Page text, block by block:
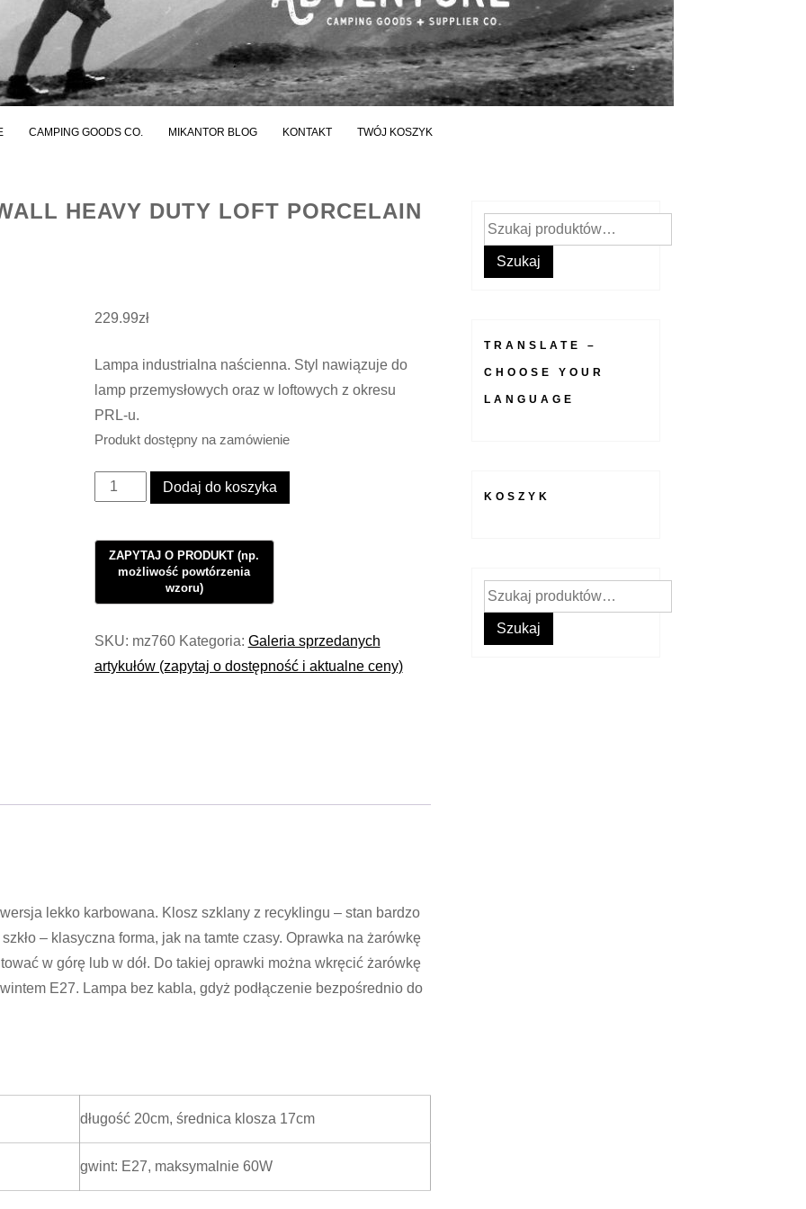
CAMPING GOODS CO. MIKANTOR BLOG KONTAKT TWÓJ KOSZYK
HEAVY DUTY LOFT PORCELAIN
229.99zł
Lampa industrialna naścienna. Styl nawiązuje do
lamp przemysłowych oraz w loftowych z okresu
PRL-u.
Produkt dostępny na zamówienie
ilość
Wall
Duty
Loft
Porcelain
Dodaj do koszyka
SKU: mz760 Kategoria: Galeria sprzedanych
artykułów (zapytaj o dostępność i aktualne ceny)
lekko karbowana. Klosz szklany z recyklingu – stan bardzo
– klasyczna forma, jak na tamte czasy. Oprawka na żarówkę
w górę lub w dół. Do takiej oprawki można wkręcić żarówkę
E27. Lampa bez kabla, gdyż podłączenie bezpośrednio do
długość 20cm, średnica klosza 17cm
gwint: E27, maksymalnie 60W
Szukaj:
Szukaj
TRANSLATE –
CHOOSE YOUR
LANGUAGE
KOSZYK
Szukaj:
Szukaj